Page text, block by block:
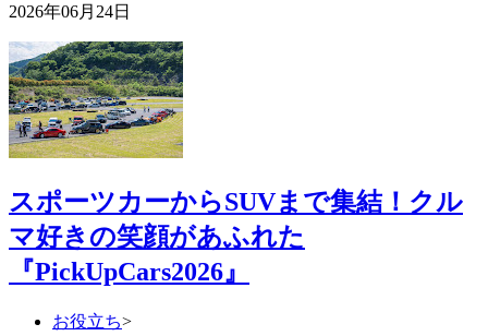
2026年06月24日
スポーツカーからSUVまで集結！クル
マ好きの笑顔があふれた
『PickUpCars2026』
お役立ち>